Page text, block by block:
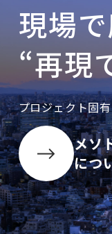
会社概要
現場
“再現
プロジェクト固
メソ
につ